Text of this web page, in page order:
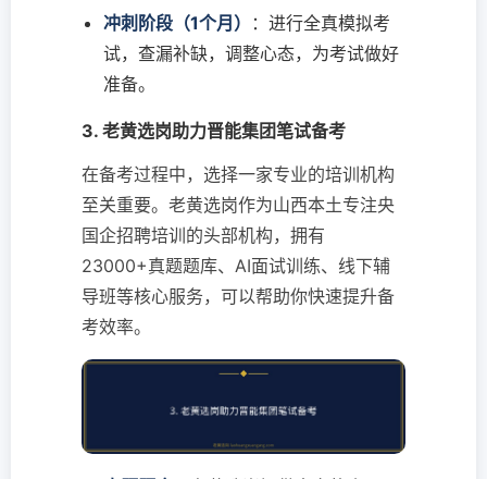
冲刺阶段（1个月）
：进行全真模拟考
试，查漏补缺，调整心态，为考试做好
准备。
3. 老黄选岗助力晋能集团笔试备考
在备考过程中，选择一家专业的培训机构
至关重要。老黄选岗作为山西本土专注央
国企招聘培训的头部机构，拥有
23000+真题题库、AI面试训练、线下辅
导班等核心服务，可以帮助你快速提升备
考效率。